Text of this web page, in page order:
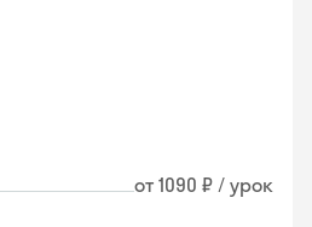
от 1090 ₽ / урок